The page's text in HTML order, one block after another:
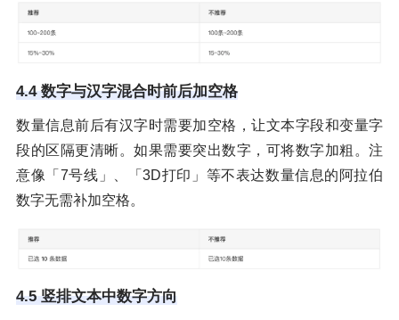
4.4 数字与汉字混合时前后加空格
数量信息前后有汉字时需要加空格，让文本字段和变量字
段的区隔更清晰。如果需要突出数字，可将数字加粗。注
意像「7号线」、「3D打印」等不表达数量信息的阿拉伯
数字无需补加空格。
4.5 竖排文本中数字方向